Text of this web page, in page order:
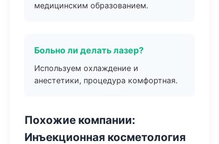
медицинским образованием.
Больно ли делать лазер?
Используем охлаждение и
анестетики, процедура комфортная.
Похожие компании:
Инъекционная косметология